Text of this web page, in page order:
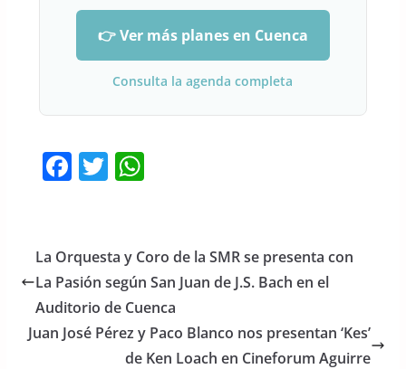
👉 Ver más planes en Cuenca
Consulta la agenda completa
F
e
b
o
o
T
er
W
s
A
p
p
La Orquesta y Coro de la SMR se presenta con
La Pasión según San Juan de J.S. Bach en el
Auditorio de Cuenca
Juan José Pérez y Paco Blanco nos presentan ‘Kes’
de Ken Loach en Cineforum Aguirre